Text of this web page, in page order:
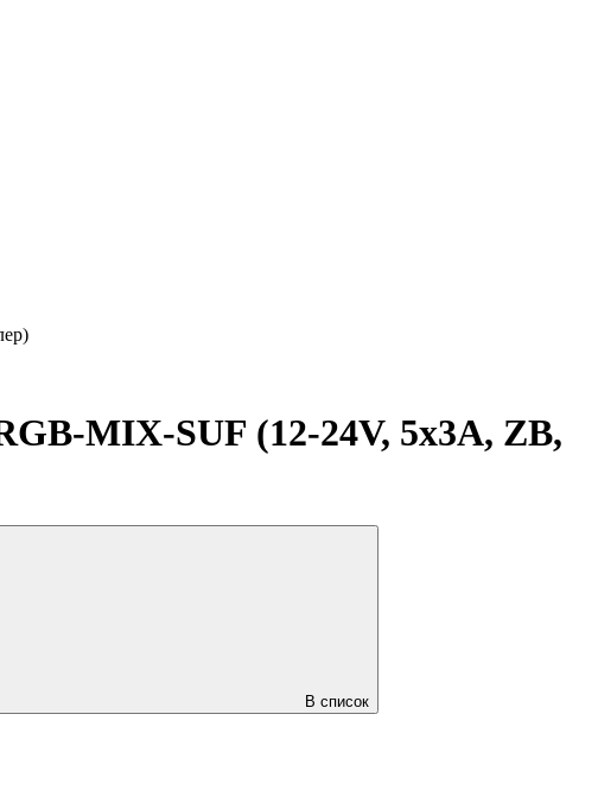
MIX-SUF (12-24V, 5x3A, ZB,
В список